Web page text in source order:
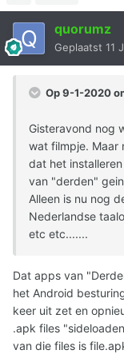
quorumz
Geplaatst 11
Op 9-1-2020
Gisteravond nog
wat filmpje. Maar
dat het
van "derden"
Alleen is nu nog
Nederlandse
etc etc.......
Dat apps van
het Android
keer uit zet en
.apk files
van die files is